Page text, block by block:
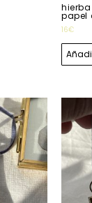
papel
16€